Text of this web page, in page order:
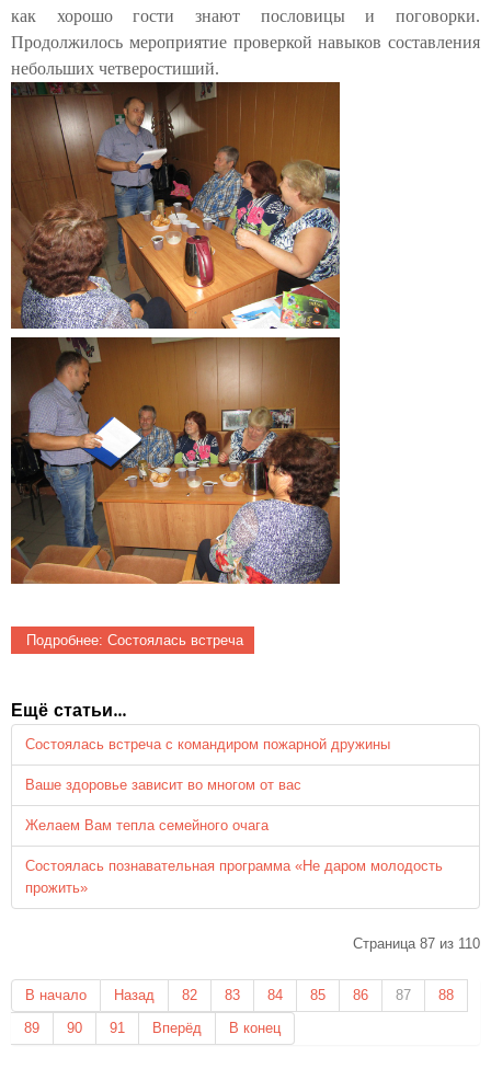
как хорошо гости знают пословицы и поговорки.
Продолжилось мероприятие проверкой навыков составления
небольших четверостиший.
Подробнее: Состоялась встреча
Ещё статьи...
Состоялась встреча с командиром пожарной дружины
Ваше здоровье зависит во многом от вас
Желаем Вам тепла семейного очага
Состоялась познавательная программа «Не даром молодость
прожить»
Страница 87 из 110
В начало Назад 82 83 84 85 86 87
88
89
90 91 Вперёд В конец